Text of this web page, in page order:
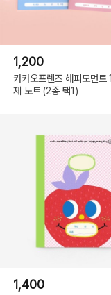
1,200
카카오프렌즈 해피모먼트
제 노트 (2종 택1)
1,400